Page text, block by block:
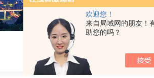
欢迎您！
来自局域网的朋友！
助您的吗？